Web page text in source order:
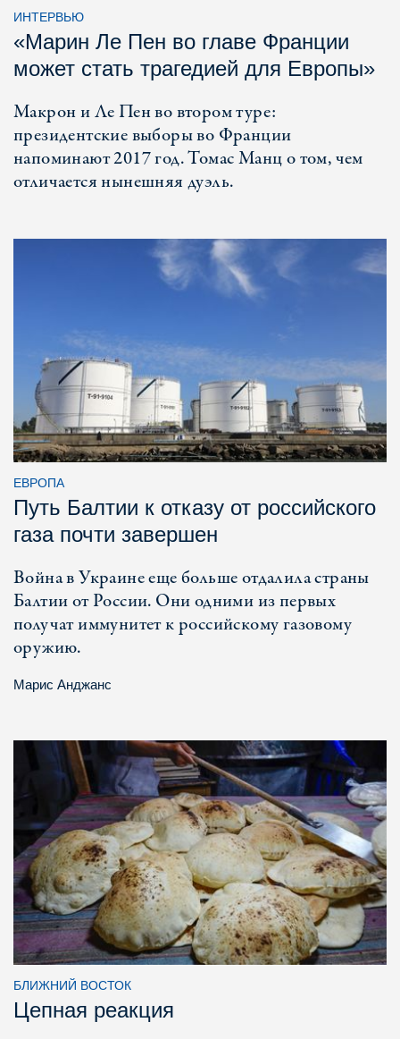
ИНТЕРВЬЮ
«Марин Ле Пен во главе Франции
может стать трагедией для Европы»
Макрон и Ле Пен во втором туре:
президентские выборы во Франции
напоминают 2017 год. Томас Манц о том, чем
отличается нынешняя дуэль.
ЕВРОПА
Путь Балтии к отказу от российского
газа почти завершен
Война в Украине еще больше отдалила страны
Балтии от России. Они одними из первых
получат иммунитет к российскому газовому
оружию.
Марис Анджанс
БЛИЖНИЙ ВОСТОК
Цепная реакция